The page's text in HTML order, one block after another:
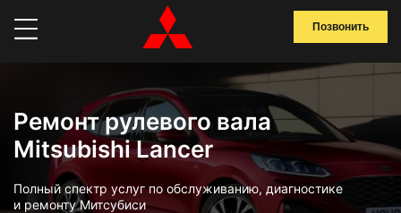
Позвонить
Ремонт рулевого вала
Mitsubishi Lancer
Полный спектр услуг по обслуживанию, диагностике
и ремонту Митсубиси